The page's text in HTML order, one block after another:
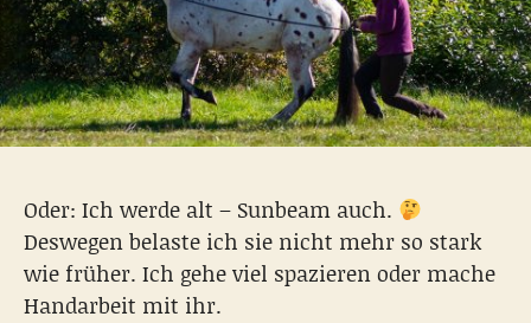
Oder: Ich werde alt – Sunbeam auch.
Deswegen belaste ich sie nicht mehr so stark
wie früher. Ich gehe viel spazieren oder mache
Handarbeit mit ihr.